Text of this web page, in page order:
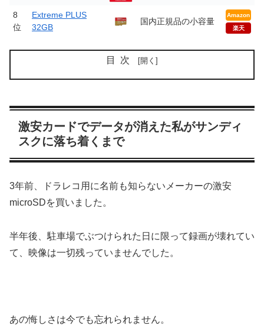
8
位
Extreme PLUS
32GB
国内正規品の小容量
Amazon
楽天
目次
激安カードでデータが消えた私がサンディ
スクに落ち着くまで
3年前、ドラレコ用に名前も知らないメーカーの激安
microSDを買いました。
半年後、駐車場でぶつけられた日に限って録画が壊れてい
て、映像は一切残っていませんでした。
あの悔しさは今でも忘れられません。